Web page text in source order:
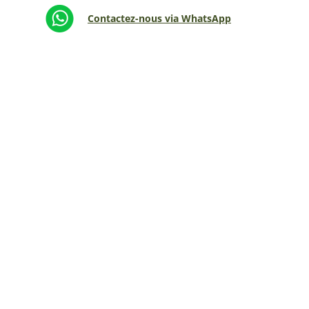
Contactez-nous via WhatsApp